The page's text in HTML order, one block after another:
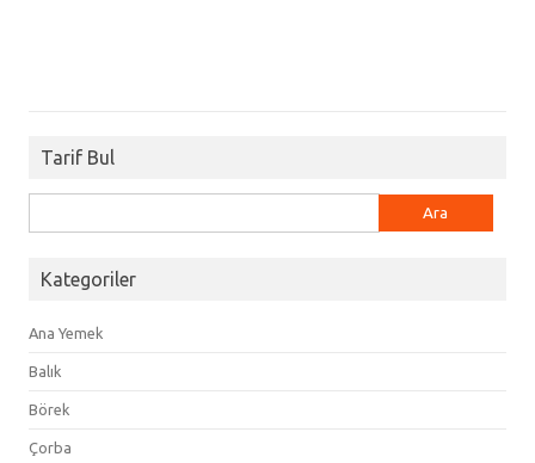
Tarif Bul
Kategoriler
Ana Yemek
Balık
Börek
Çorba